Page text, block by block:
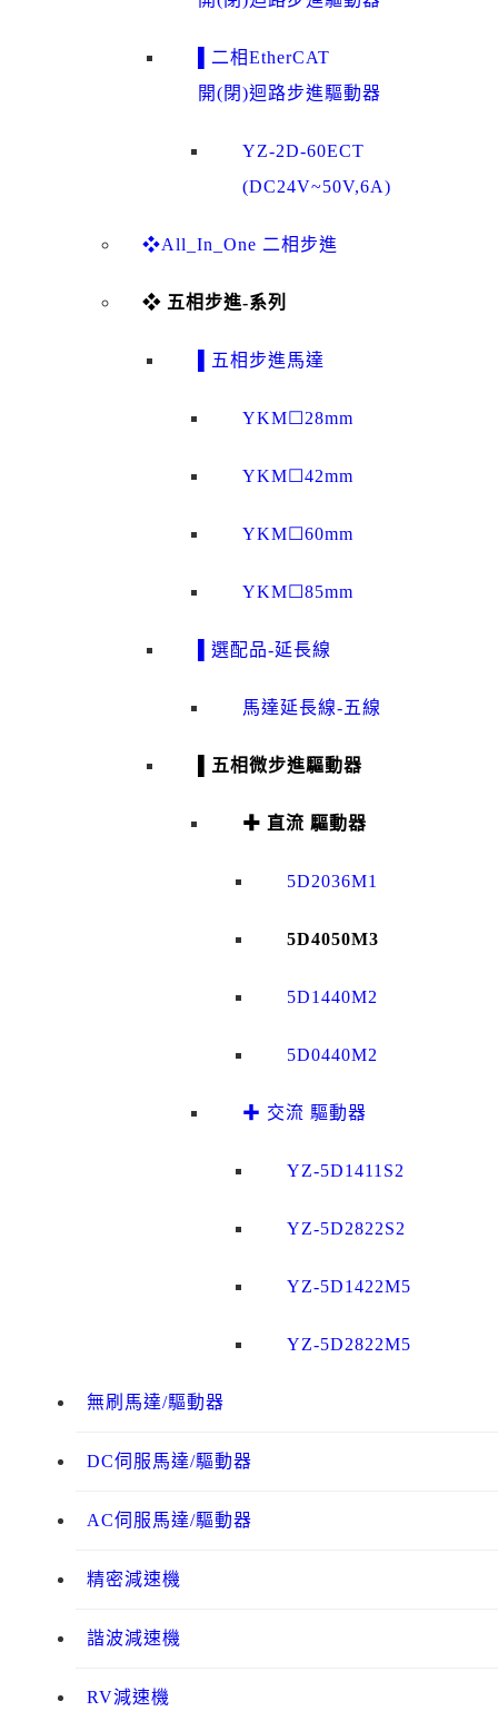
▌二相EtherCAT
開(閉)迴路步進驅動器
YZ-2D-60ECT
(DC24V~50V,6A)
❖All_In_One 二相步進
❖ 五相步進-系列
▌五相步進馬達
YKM☐28mm
YKM☐42mm
YKM☐60mm
YKM☐85mm
▌選配品-延長線
馬達延長線-五線
▌五相微步進驅動器
✚ 直流 驅動器
5D2036M1
5D4050M3
5D1440M2
5D0440M2
✚ 交流 驅動器
YZ-5D1411S2
YZ-5D2822S2
YZ-5D1422M5
YZ-5D2822M5
無刷馬達/驅動器
DC伺服馬達/驅動器
AC伺服馬達/驅動器
精密減速機
諧波減速機
RV減速機